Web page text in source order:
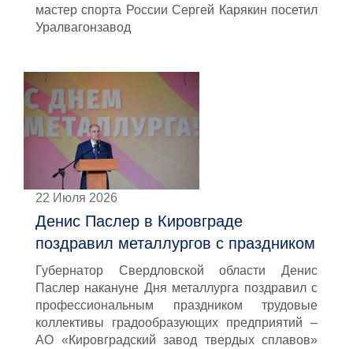
мастер спорта России Сергей Карякин посетил
Уралвагонзавод
22 Июля 2026
Денис Паслер в Кировграде
поздравил металлургов с праздником
Губернатор Свердловской области Денис
Паслер накануне Дня металлурга поздравил с
профессиональным праздником трудовые
коллективы градообразующих предприятий –
АО «Кировградский завод твердых сплавов»